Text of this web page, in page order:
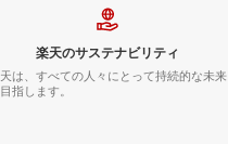
楽天のサステナビリティ
は、すべての人々にとって持続的な未来
指します。